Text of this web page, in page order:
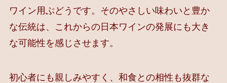
ワイン用ぶどうです。そのやさしい味わいと豊か
な伝統は、これからの日本ワインの発展にも大き
な可能性を感じさせます。
初心者にも親しみやすく、和食との相性も抜群な